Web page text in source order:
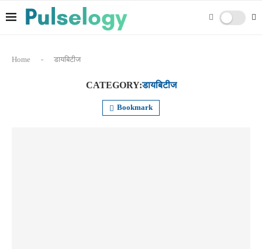
Home - डायबिटीज
CATEGORY:डायबिटीज
Bookmark